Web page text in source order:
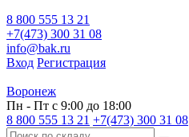
8 800 555 13 21
+7(473) 300 31 08
info@bak.ru
Вход Регистрация
Воронеж
Пн - Пт с 9:00 до 18:00
8 800 555 13 21 +7(473) 300 31 08